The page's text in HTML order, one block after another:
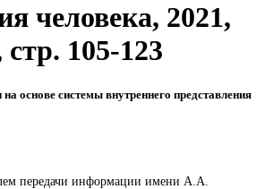
человека, 2021,
105-123
основе системы внутреннего представления
передачи информации имени А.А.